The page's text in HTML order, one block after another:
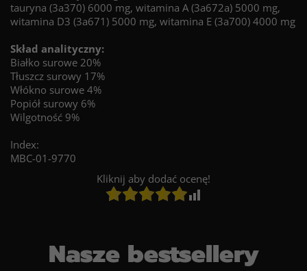
tauryna (3a370) 6000 mg, witamina A (3a672a) 5000 mg,
witamina D3 (3a671) 5000 mg, witamina E (3a700) 4000 mg
Skład analityczny:
Białko surowe 20%
Tłuszcz surowy 17%
Włókno surowe 4%
Popiół surowy 6%
Wilgotność 9%
Index:
MBC-01-9770
Kliknij aby dodać ocenę!
Nasze bestsellery